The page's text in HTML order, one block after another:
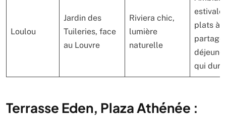
Loulou
Jardin des
Tuileries, face
au Louvre
Riviera chic,
lumière
naturelle
estivale,
plats à
qui
Terrasse Eden, Plaza Athénée :